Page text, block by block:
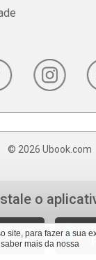
site, para fazer a sua
mais da nossa
© 2026 Ubook.com
o